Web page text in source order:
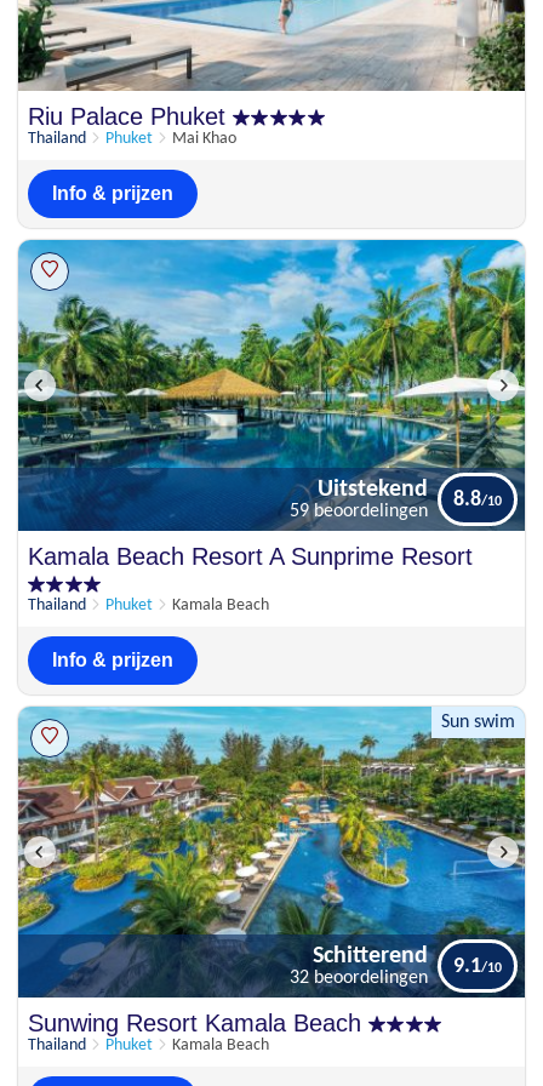
Riu Palace Phuket
Thailand Phuket Mai Khao
Info & prijzen
Uitstekend
59 beoordelingen
8.8
Kamala Beach Resort A Sunprime Resort
Thailand Phuket Kamala Beach
Uitstekend
59 beoordelingen
8.8
Info & prijzen
Sun swim
Schitterend
Sunwing Resort Kamala Beach
Thailand Phuket Kamala Beach
Schitterend
32 beoordelingen
9.1